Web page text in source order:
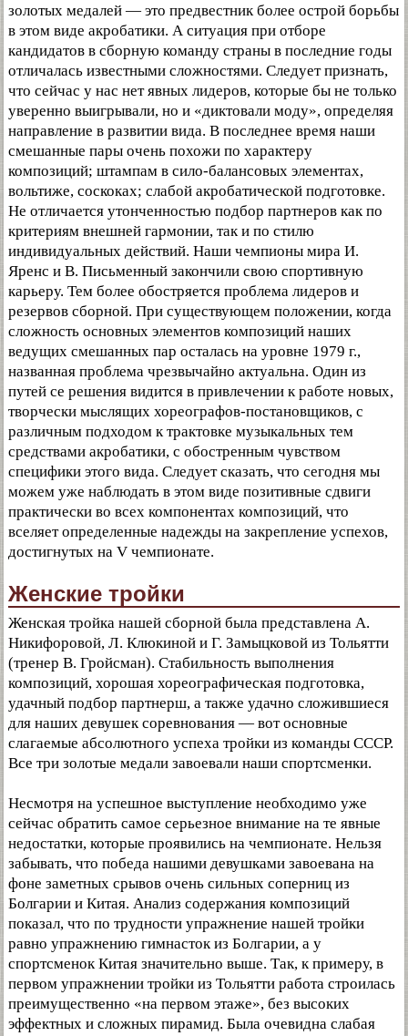
золотых медалей — это предвестник более острой борьбы
в этом виде акробатики. А ситуация при отборе
кандидатов в сборную команду страны в последние годы
отличалась известными сложностями. Следует признать,
что сейчас у нас нет явных лидеров, которые бы не только
уверенно выигрывали, но и «диктовали моду», определяя
направление в развитии вида. В последнее время наши
смешанные пары очень похожи по характеру
композиций; штампам в сило-балансовых элементах,
вольтиже, соскоках; слабой акробатической подготовке.
Не отличается утонченностью подбор партнеров как по
критериям внешней гармонии, так и по стилю
индивидуальных действий. Наши чемпионы мира И.
Яренс и В. Письменный закончили свою спортивную
карьеру. Тем более обостряется проблема лидеров и
резервов сборной. При существующем положении, когда
сложность основных элементов композиций наших
ведущих смешанных пар осталась на уровне 1979 г.,
названная проблема чрезвычайно актуальна. Один из
путей се решения видится в привлечении к работе новых,
творчески мыслящих хореографов-постановщиков, с
различным подходом к трактовке музыкальных тем
средствами акробатики, с обостренным чувством
специфики этого вида. Следует сказать, что сегодня мы
можем уже наблюдать в этом виде позитивные сдвиги
практически во всех компонентах композиций, что
вселяет определенные надежды на закрепление успехов,
достигнутых на V чемпионате.
Женские тройки
Женская тройка нашей сборной была представлена А.
Никифоровой, Л. Клюкиной и Г. Замыцковой из Тольятти
(тренер В. Гройсман). Стабильность выполнения
композиций, хорошая хореографическая подготовка,
удачный подбор партнерш, а также удачно сложившиеся
для наших девушек соревнования — вот основные
слагаемые абсолютного успеха тройки из команды СССР.
Все три золотые медали завоевали наши спортсменки.
Несмотря на успешное выступление необходимо уже
сейчас обратить самое серьезное внимание на те явные
недостатки, которые проявились на чемпионате. Нельзя
забывать, что победа нашими девушками завоевана на
фоне заметных срывов очень сильных соперниц из
Болгарии и Китая. Анализ содержания композиций
показал, что по трудности упражнение нашей тройки
равно упражнению гимнасток из Болгарии, а у
спортсменок Китая значительно выше. Так, к примеру, в
первом упражнении тройки из Тольятти работа строилась
преимущественно «на первом этаже», без высоких
эффектных и сложных пирамид. Была очевидна слабая